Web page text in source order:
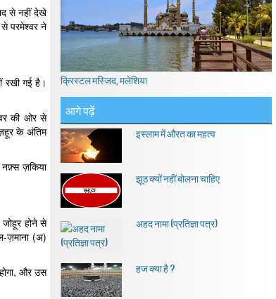
से नहीं देखे
परमेश्वर ने
रखी गई है।
की ओर से
के अंतिम
नफ़्स ज़किया
होने से
ज़माना (अ)
और उस
क्रिस्टल मस्जिद, मलेशिया
आगे पढ़ें
इस्लाम में औरत का महत्व
झूठ क्यों नहीं बोलना चाहिए
अहद नामा (प्रतिज्ञा पत्र)
हज क्या है ?